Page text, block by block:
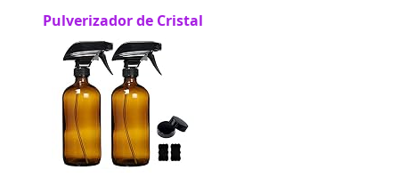
Pulverizador de Cristal